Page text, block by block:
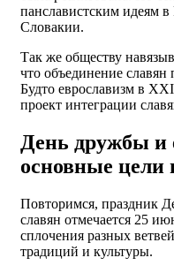
панславистским идеям
Словакии.
Так же обществу
что объединение славян
Будто еврославизм в
проект интеграции
День дружбы и
основные цели
Повторимся, праздник
славян отмечается 25
сплочения разных
традиций и культуры.